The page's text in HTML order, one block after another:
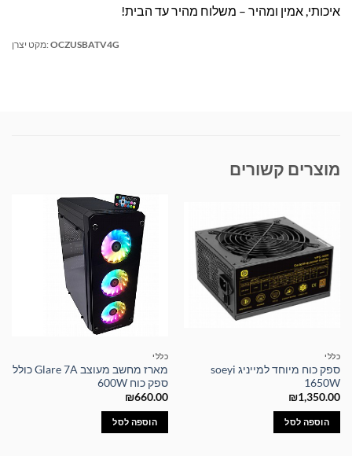
איכותי, אמין ומהיר – משלוח מהיר עד הבית!
מקט יצרן: OCZUSBATV4G
מוצרים קשורים
כללי
ספק כוח מיוחד למייניג soeyi
1650W
₪1,350.00
הוספה לסל
כללי
מארז מחשב מעוצב Glare 7A כולל
ספק כוח 600W
₪660.00
הוספה לסל